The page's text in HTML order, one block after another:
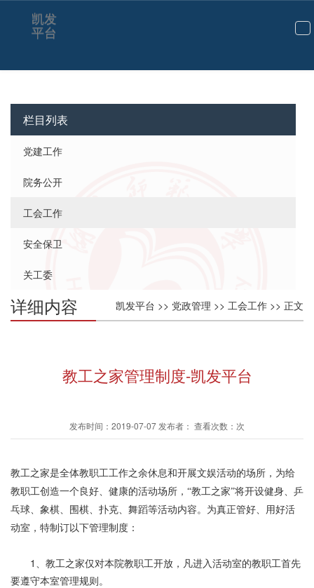
切
航
凯发
平台
栏目列表
党建工作
院务公开
工会工作
安全保卫
关工委
凯发平台 >> 党政管理 >> 工会工作 >> 正文
详细内容
教工之家管理制度-凯发平台
发布时间：2019-07-07 发布者： 查看次数：次
教工之家是全体教职工工作之余休息和开展文娱活动的场所，为给
教职工创造一个良好、健康的活动场所，“教工之家”将开设健身、乒
乓球、象棋、围棋、扑克、舞蹈等活动内容。为真正管好、用好活
动室，特制订以下管理制度：
1、教工之家仅对本院教职工开放，凡进入活动室的教职工首先
要遵守本室管理规则。